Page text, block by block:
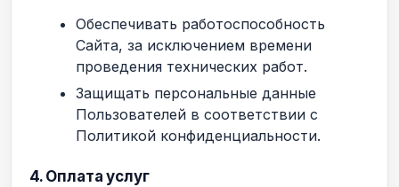
Обеспечивать работоспособность
Сайта, за исключением времени
проведения технических работ.
Защищать персональные данные
Пользователей в соответствии с
Политикой конфиденциальности.
4. Оплата услуг